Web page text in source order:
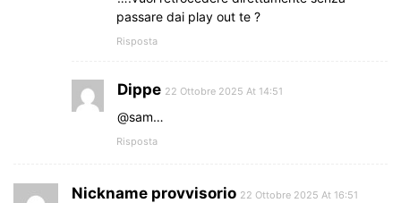
passare dai play out te ?
Risposta
Dippe 22 Ottobre 2025 At 14:51
@sam…
Risposta
Nickname provvisorio 22 Ottobre 2025 At 16:51